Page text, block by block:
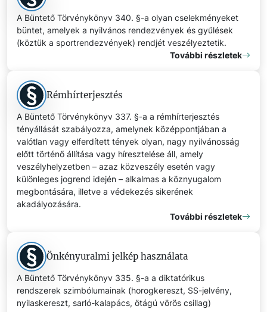
A Büntető Törvénykönyv 340. §-a olyan cselekményeket
büntet, amelyek a nyilvános rendezvények és gyűlések
(köztük a sportrendezvények) rendjét veszélyeztetik.
További részletek
Rémhírterjesztés
A Büntető Törvénykönyv 337. §-a a rémhírterjesztés
tényállását szabályozza, amelynek középpontjában a
valótlan vagy elferdített tények olyan, nagy nyilvánosság
előtt történő állítása vagy híresztelése áll, amely
veszélyhelyzetben – azaz közveszély esetén vagy
különleges jogrend idején – alkalmas a köznyugalom
megbontására, illetve a védekezés sikerének
akadályozására.
További részletek
Önkényuralmi jelkép használata
A Büntető Törvénykönyv 335. §-a a diktatórikus
rendszerek szimbólumainak (horogkereszt, SS-jelvény,
nyilaskereszt, sarló-kalapács, ötágú vörös csillag)